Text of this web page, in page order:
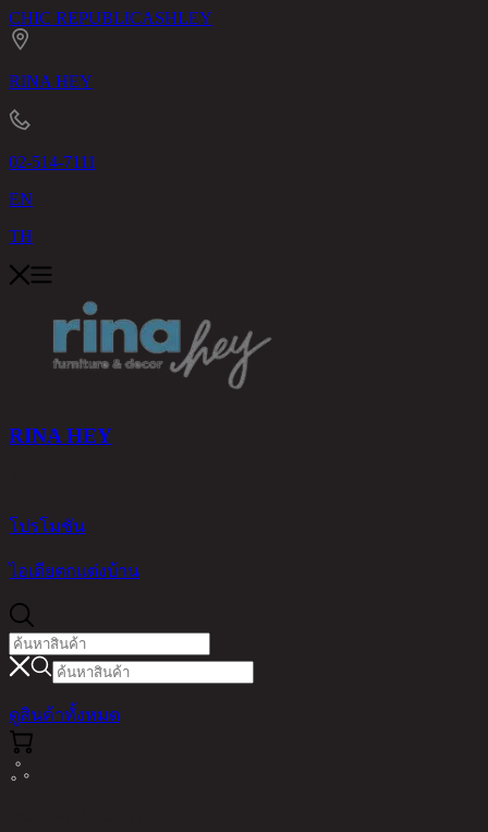
CHIC REPUBLICASHLEY
RINA HEY
02-514-7111
EN
TH
RINA HEY
โปรโมชัน
ไอเดียตกแต่งบ้าน
ดูสินค้าทั้งหมด